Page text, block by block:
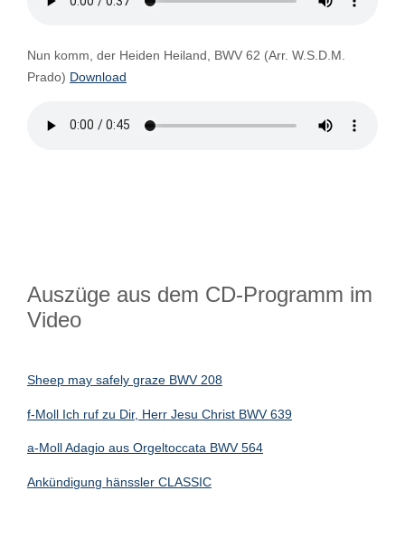
Nun komm, der Heiden Heiland, BWV 62 (Arr. W.S.D.M.
Prado) Download
Auszüge aus dem CD-Programm im
Video
Sheep may safely graze BWV 208
f-Moll Ich ruf zu Dir, Herr Jesu Christ BWV 639
a-Moll Adagio aus Orgeltoccata BWV 564
Ankündigung hänssler CLASSIC